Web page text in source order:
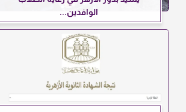
الوافدين...